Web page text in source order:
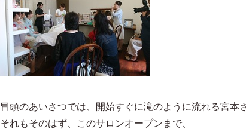
冒頭のあいさつでは、開始すぐに滝のように流れる宮本
それもそのはず、このサロンオープンまで、